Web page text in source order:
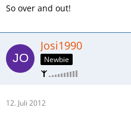
So over and out!
Josi1990
Newbie
12. Juli 2012